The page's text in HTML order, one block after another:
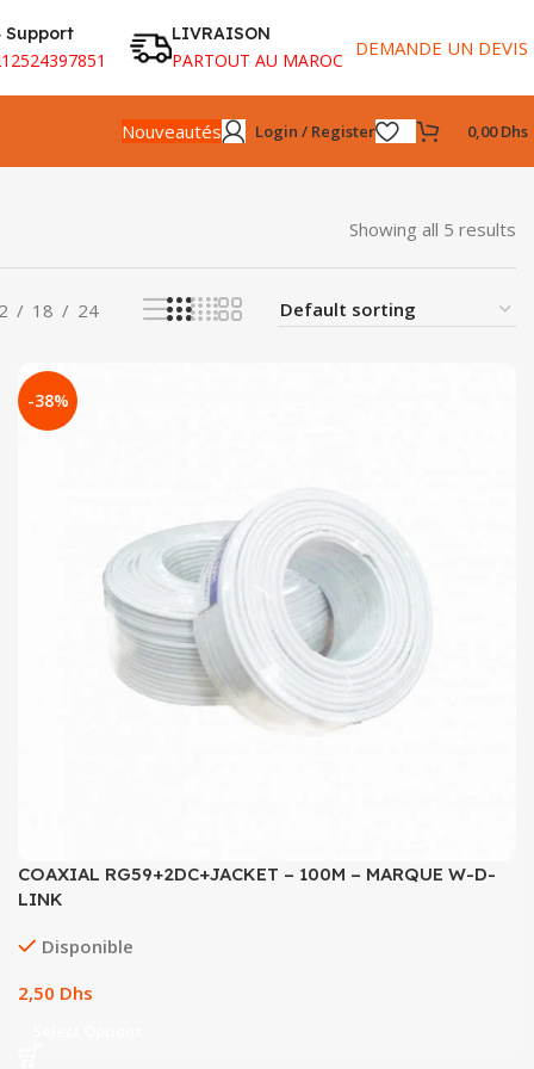
Support LIVRAISON
PARTOUT AU MAROC DEMANDE UN DEVIS
Nouveautés Login / Register 0,00Dhs
Showing all 5 results
18 24
-38%
COAXIAL RG59+2DC+JACKET – 100M – MARQUE W-D-
LINK
Disponible
Dhs